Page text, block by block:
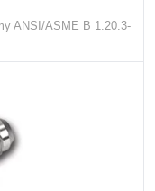
ANSI/ASME B 1.20.3-